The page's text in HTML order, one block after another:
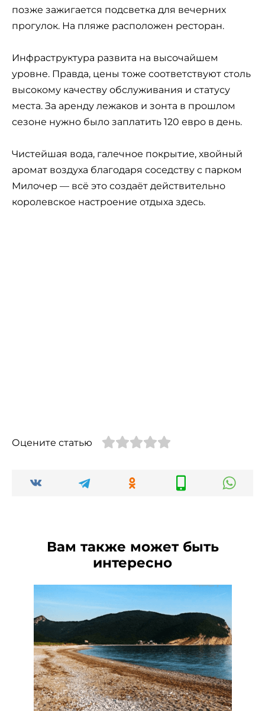
позже зажигается подсветка для вечерних
прогулок. На пляже расположен ресторан.
Инфраструктура развита на высочайшем
уровне. Правда, цены тоже соответствуют столь
высокому качеству обслуживания и статусу
места. За аренду лежаков и зонта в прошлом
сезоне нужно было заплатить 120 евро в день.
Чистейшая вода, галечное покрытие, хвойный
аромат воздуха благодаря соседству с парком
Милочер — всё это создаёт действительно
королевское настроение отдыха здесь.
Оцените статью
Вам также может быть
интересно